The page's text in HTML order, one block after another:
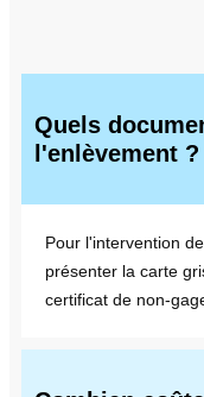
Quels
l'enlèvement ?
Pour l'intervention
présenter la carte
certificat de non-